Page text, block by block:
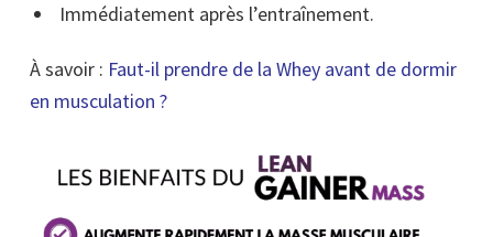
Immédiatement après l’entraînement.
À savoir : Faut-il prendre de la Whey avant de dormir
en musculation ?